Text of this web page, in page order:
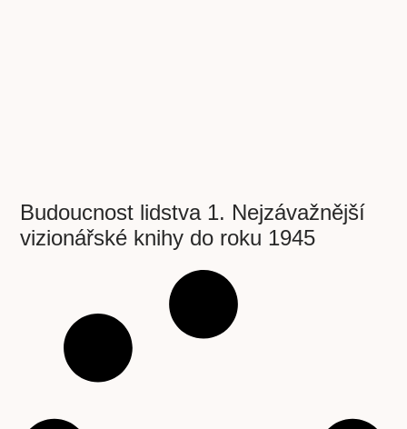
Budoucnost lidstva 1. Nejzávažnější
vizionářské knihy do roku 1945